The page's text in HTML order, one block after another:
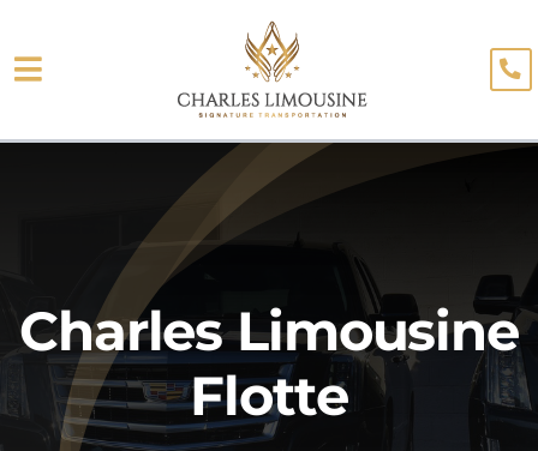
to
content
Toggle
Limo Services
Blogue
Témoignages
Charles Limousine
Flotte